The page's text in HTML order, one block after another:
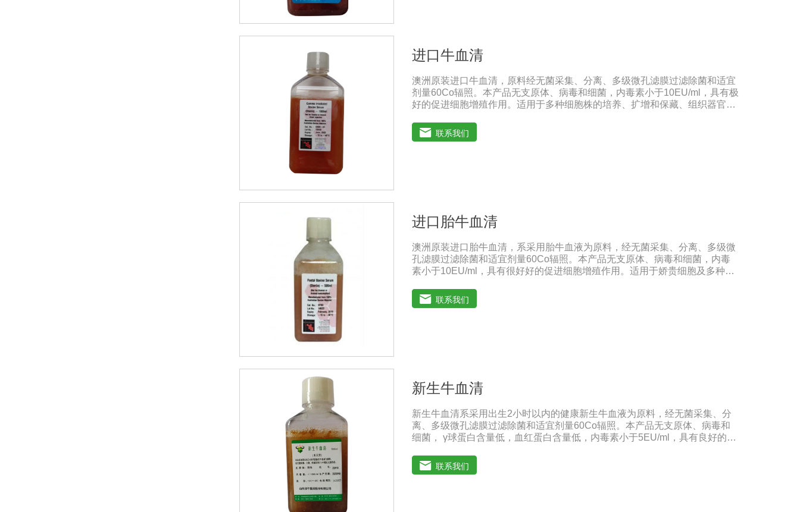
进口牛血清
澳洲原装进口牛血清，原料经无菌采集、分离、多级微孔滤膜过滤除菌和适宜
剂量60Co辐照。本产品无支原体、病毒和细菌，内毒素小于10EU/ml，具有极
好的促进细胞增殖作用。适用于多种细胞株的培养、扩增和保藏、组织器官的
人民共和国兽药典》2020版、欧洲药典、美国药典质量标准。规格：500ml/瓶
保存：-15℃―-20℃有效期：5年注意事项：解冻：采用逐步解冻法（
联系我们
进口胎牛血清
澳洲原装进口胎牛血清，系采用胎牛血液为原料，经无菌采集、分离、多级微
孔滤膜过滤除菌和适宜剂量60Co辐照。本产品无支原体、病毒和细菌，内毒
素小于10EU/ml，具有很好好的促进细胞增殖作用。适用于娇贵细胞及多种细
的研制及生产。质量标准：符合《中华人民共和国药典》2020版、符合《中华
人民共和国兽药典》2020版、欧洲药典、美国药典质量标准。规格：500ml/瓶
联系我们
新生牛血清
新生牛血清系采用出生2小时以内的健康新生牛血液为原料，经无菌采集、分
离、多级微孔滤膜过滤除菌和适宜剂量60Co辐照。本产品无支原体、病毒和
细菌， γ球蛋白含量低，血红蛋白含量低，内毒素小于5EU/ml，具有良好的促
的研制及生产。质量标准：符合《中华人民共和国药典》2020版、《中华人民
共和国兽药典》2020版质量标准。规格：500ml/瓶、1000ml/瓶保
联系我们